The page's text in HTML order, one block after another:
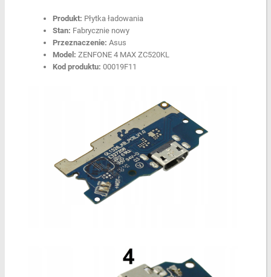
Produkt: Płytka ładowania
Stan: Fabrycznie nowy
Przeznaczenie: Asus
Model: ZENFONE 4 MAX ZC520KL
Kod produktu: 00019F11